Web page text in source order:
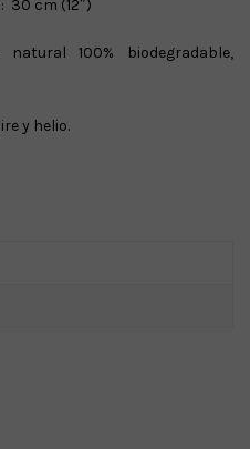
30 cm (12″)
100% biodegradable,
y helio.